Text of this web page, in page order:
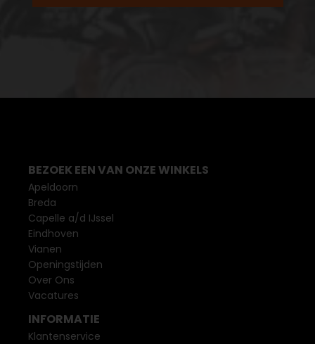
BEZOEK EEN VAN ONZE WINKELS
Apeldoorn
Breda
Capelle a/d IJssel
Eindhoven
Vianen
Openingstijden
Over Ons
Vacatures
INFORMATIE
Klantenservice